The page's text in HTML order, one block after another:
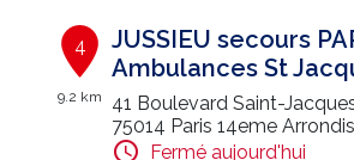
4
9.2 km
JUSSIEU secours
Ambulances St
41 Boulevard Saint-
75014 Paris 14eme
Fermé aujourd'hui